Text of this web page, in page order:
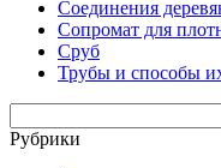
Соединения
Сопромат для
Сруб
Трубы и способы
Рубрики